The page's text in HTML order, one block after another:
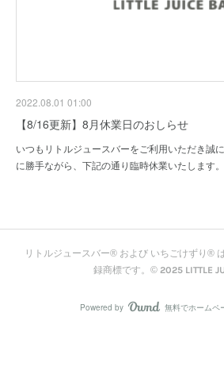
2022.08.01 01:00
【8/16更新】8月休業日のおしらせ
いつもリトルジュースバーをご利用いただき誠
に勝手ながら、下記の通り臨時休業いたします
リトルジュースバー® および いちごけずり®
録商標です。© 2025 LITTLE
Powered by AmebaOwnd
無料でホームペ